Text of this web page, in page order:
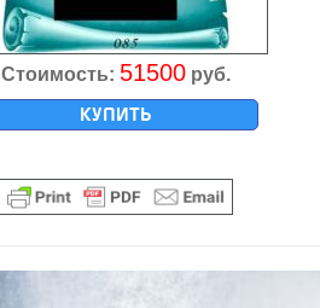
Стоимость: 51500 руб.
КУПИТЬ